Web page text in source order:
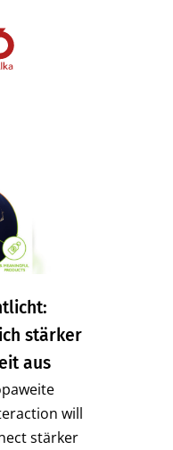
stärker
aus
will
stärker